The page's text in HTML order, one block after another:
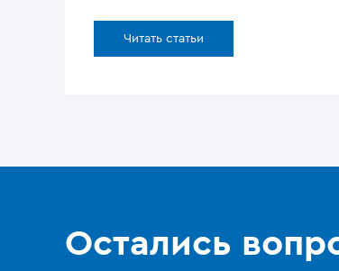
Читать статьи
Остались